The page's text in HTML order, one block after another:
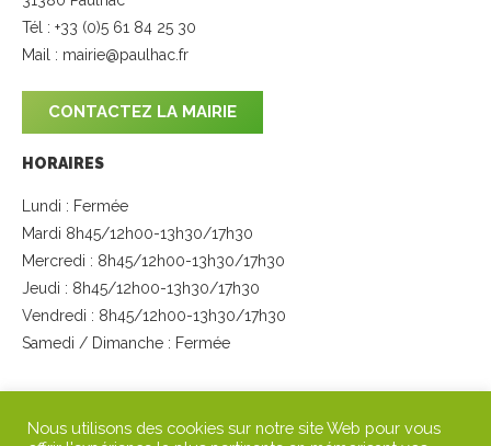
Tél : +33 (0)5 61 84 25 30
Mail : mairie@paulhac.fr
CONTACTEZ LA MAIRIE
HORAIRES
Lundi : Fermée
Mardi 8h45/12h00-13h30/17h30
Mercredi : 8h45/12h00-13h30/17h30
Jeudi : 8h45/12h00-13h30/17h30
Vendredi : 8h45/12h00-13h30/17h30
Samedi / Dimanche : Fermée
Nous utilisons des cookies sur notre site Web pour vous